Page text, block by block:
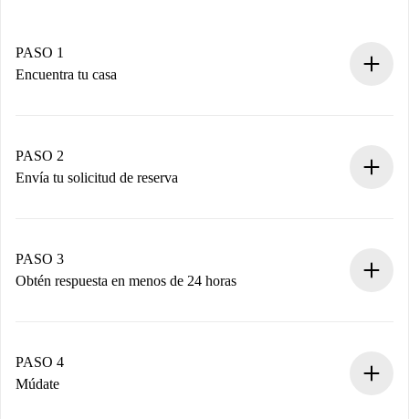
PASO 1
Encuentra tu casa
Tienes toda la información necesaria por adelantado.
PASO 2
Envía tu solicitud de reserva
propietario acepte.
PASO 3
Obtén respuesta en menos de 24 horas
contacto con el propietario.
Si es rechazada: No te haremos ningún cargo y te
PASO 4
Múdate